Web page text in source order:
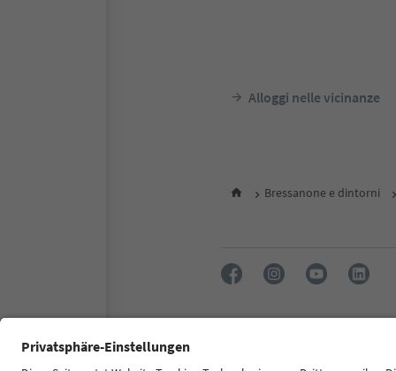
Alloggi nelle vicinanze
Bressanone e dintorni